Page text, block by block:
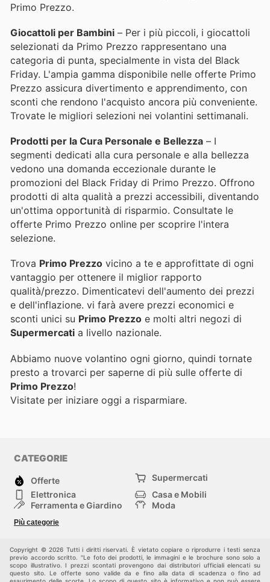
Primo Prezzo.
Giocattoli per Bambini – Per i più piccoli, i giocattoli
selezionati da Primo Prezzo rappresentano una
categoria di punta, specialmente in vista del Black
Friday. L'ampia gamma disponibile nelle offerte Primo
Prezzo assicura divertimento e apprendimento, con
sconti che rendono l'acquisto ancora più conveniente.
Trovate le migliori selezioni nei volantini settimanali.
Prodotti per la Cura Personale e Bellezza – I
segmenti dedicati alla cura personale e alla bellezza
vedono una domanda eccezionale durante le
promozioni del Black Friday di Primo Prezzo. Offrono
prodotti di alta qualità a prezzi accessibili, diventando
un'ottima opportunità di risparmio. Consultate le
offerte Primo Prezzo online per scoprire l'intera
selezione.
Trova Primo Prezzo vicino a te e approfittate di ogni
vantaggio per ottenere il miglior rapporto
qualità/prezzo. Dimenticatevi dell'aumento dei prezzi
e dell'inflazione. vi farà avere prezzi economici e
sconti unici su Primo Prezzo e molti altri negozi di
Supermercati a livello nazionale.
Abbiamo nuove volantino ogni giorno, quindi tornate
presto a trovarci per saperne di più sulle offerte di
Primo Prezzo!
Visitate per iniziare oggi a risparmiare.
CATEGORIE
Offerte
Supermercati
Elettronica
Casa e Mobili
Ferramenta e Giardino
Moda
Bambini e Neonati
Più categorie
Copyright © 2026 Tutti i diritti riservati. È vietato copiare o riprodurre i testi senza
previo accordo scritto. "Le foto dei prodotti, le immagini e le brochure sono solo a
scopo illustrativo. I prezzi scontati provengono dai distributori ufficiali elencati su
questo sito. Le offerte sono valide da e fino alla data di scadenza o fino ad